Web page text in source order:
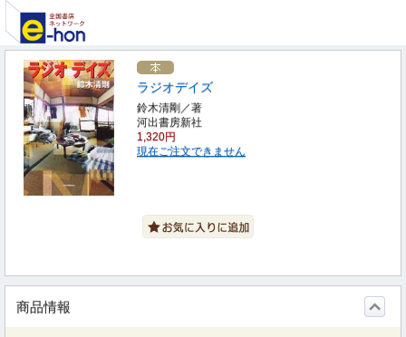
ラジオデイズ
鈴木清剛／著
河出書房新社
1,320円
現在ご注文できません
商品情報